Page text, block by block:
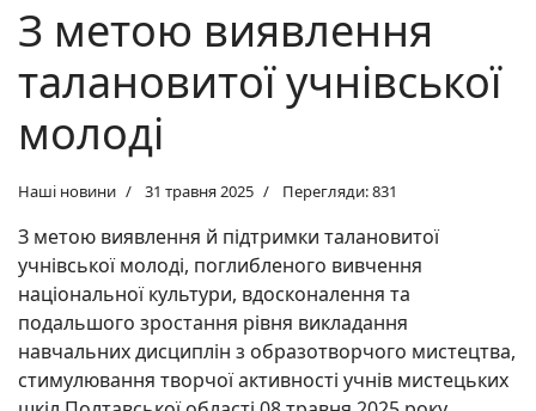
З метою виявлення
талановитої учнівської
молоді
Наші новини 31 травня 2025 Перегляди: 831
З метою виявлення й підтримки талановитої
учнівської молоді, поглибленого вивчення
національної культури, вдосконалення та
подальшого зростання рівня викладання
навчальних дисциплін з образотворчого мистецтва,
стимулювання творчої активності учнів мистецьких